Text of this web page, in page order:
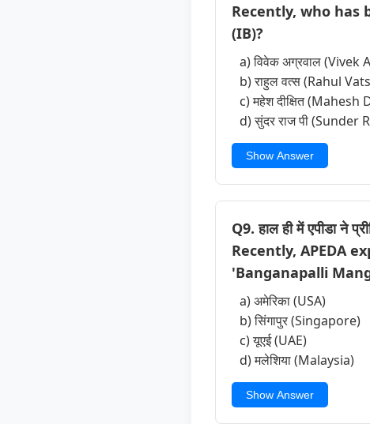
Recently, who
(IB)?
a) विवेक अग्रवाल (Vivek
b) राहुल वत्स (Rahul
c) महेश दीक्षित (Mahesh
d) सुंदर राज पी (Sunder
Show Answer
Q9. हाल ही में एपीडा ने
Recently, APEDA
'Banganapalli
a) अमेरिका (USA)
b) सिंगापुर (Singapore)
c) यूएई (UAE)
d) मलेशिया (Malaysia)
Show Answer